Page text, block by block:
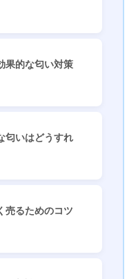
果的な匂い対策
匂いはどうすれ
売るためのコツ